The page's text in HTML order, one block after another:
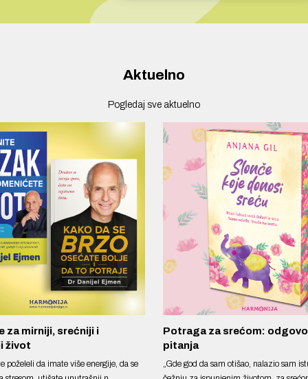
Aktuelno
Pogledaj sve aktuelno
za mirniji, srećniji i
život
poželeli da imate više energije, da se
Potraga za srećom:
pitanja
„Gde god da sam otišao, nalazio sam